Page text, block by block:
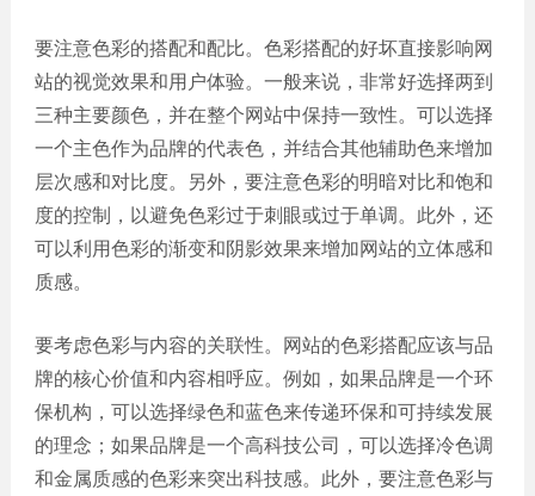
平台
案例
要注意色彩的搭配和配比。色彩搭配的好坏直接影响网
站的视觉效果和用户体验。一般来说，非常好选择两到
三种主要颜色，并在整个网站中保持一致性。可以选择
一个主色作为品牌的代表色，并结合其他辅助色来增加
层次感和对比度。另外，要注意色彩的明暗对比和饱和
度的控制，以避免色彩过于刺眼或过于单调。此外，还
可以利用色彩的渐变和阴影效果来增加网站的立体感和
质感。
要考虑色彩与内容的关联性。网站的色彩搭配应该与品
牌的核心价值和内容相呼应。例如，如果品牌是一个环
保机构，可以选择绿色和蓝色来传递环保和可持续发展
的理念；如果品牌是一个高科技公司，可以选择冷色调
和金属质感的色彩来突出科技感。此外，要注意色彩与